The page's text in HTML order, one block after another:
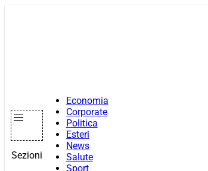
Sezioni
Economia
Corporate
Politica
Esteri
News
Salute
Sport